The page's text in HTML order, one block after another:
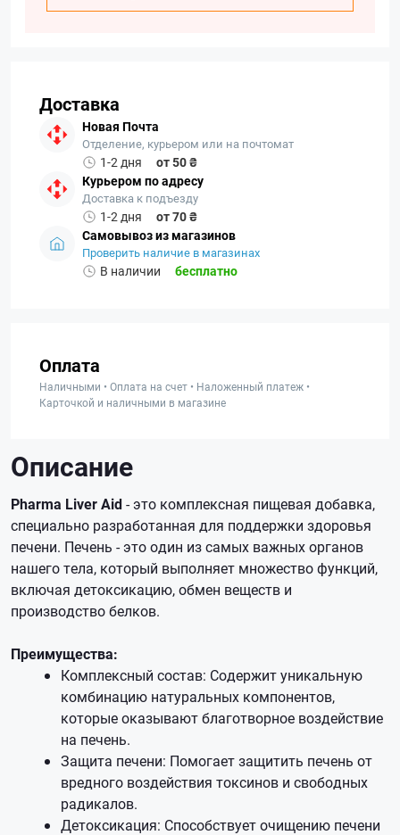
Доставка
Новая Почта
Отделение, курьером или на почтомат
1-2 дня
от 50 ₴
Курьером по адресу
Доставка к подъезду
1-2 дня
от 70 ₴
Самовывоз из магазинов
Проверить наличие в магазинах
В наличии бесплатно
Оплата
Наличными • Оплата на счет • Наложенный платеж •
Карточкой и наличными в магазине
Описание
Pharma Liver Aid- это комплексная пищевая добавка,
специально разработанная для поддержки здоровья
печени. Печень - это один из самых важных органов
нашего тела, который выполняет множество функций,
включая детоксикацию, обмен веществ и
производство белков.
Преимущества:
Комплексный состав: Содержит уникальную
комбинацию натуральных компонентов,
которые оказывают благотворное воздействие
на печень.
Защита печени: Помогает защитить печень от
вредного воздействия токсинов и свободных
радикалов.
Детоксикация: Способствует очищению печени